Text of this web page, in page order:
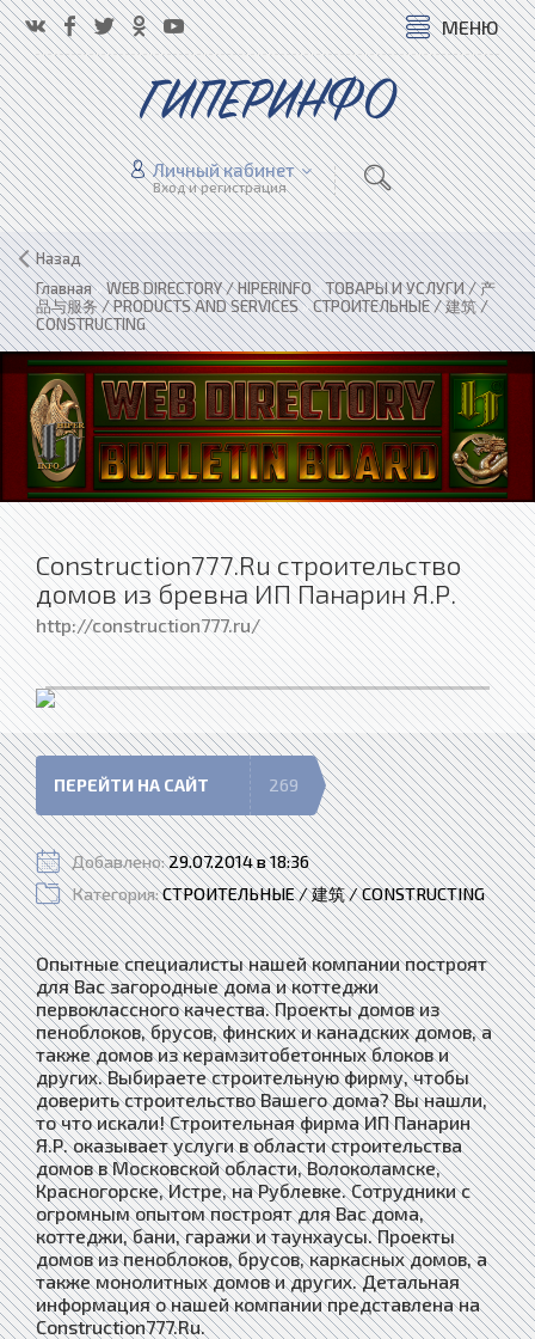
МЕНЮ
ГИПЕРИНФО
Личный кабинет
Вход и регистрация
Назад
Главная»WEB DIRECTORY / HIPERINFO»ТОВАРЫ И УСЛУГИ / 产
品与服务 / PRODUCTS AND SERVICES»СТРОИТЕЛЬНЫЕ / 建筑 /
CONSTRUCTING
Construction777.Ru строительство
домов из бревна ИП Панарин Я.Р.
http://construction777.ru/
ПЕРЕЙТИ НА САЙТ 269
Добавлено:29.07.2014 в 18:36
Категория:СТРОИТЕЛЬНЫЕ / 建筑 / CONSTRUCTING
Опытные специалисты нашей компании построят
для Вас загородные дома и коттеджи
первоклассного качества. Проекты домов из
пеноблоков, брусов, финских и канадских домов, а
также домов из керамзитобетонных блоков и
других. Выбираете строительную фирму, чтобы
доверить строительство Вашего дома? Вы нашли,
то что искали! Строительная фирма ИП Панарин
Я.Р. оказывает услуги в области строительства
домов в Московской области, Волоколамске,
Красногорске, Истре, на Рублевке. Сотрудники с
огромным опытом построят для Вас дома,
коттеджи, бани, гаражи и таунхаусы. Проекты
домов из пеноблоков, брусов, каркасных домов, а
также монолитных домов и других. Детальная
информация о нашей компании представлена на
Construction777.Ru.